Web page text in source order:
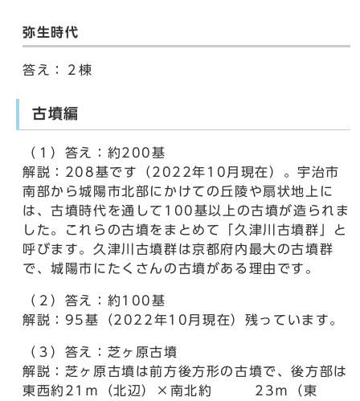
弥生時代
答え：２棟
古墳編
（１）答え：約200基
解説：208基です（2022年10月現在）。宇治市
南部から城陽市北部にかけての丘陵や扇状地上に
は、古墳時代を通して100基以上の古墳が造られま
した。これらの古墳をまとめて「久津川古墳群」と
呼びます。久津川古墳群は京都府内最大の古墳群
で、城陽市にたくさんの古墳がある理由です。
（２）答え：約100基
解説：95基（2022年10月現在）残っています。
（３）答え：芝ヶ原古墳
解説：芝ヶ原古墳は前方後方形の古墳で、後方部は
東西約21ｍ（北辺）×南北約 23ｍ（東